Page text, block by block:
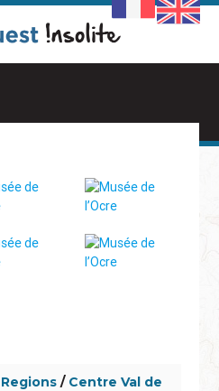
Regions / Centre Val de